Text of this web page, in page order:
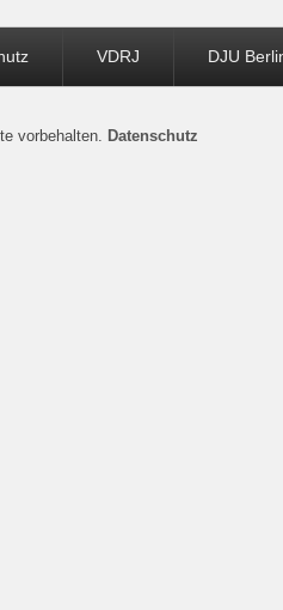
VDRJ DJU
vorbehalten. Datenschutz